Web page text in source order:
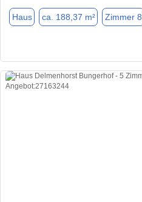
Haus ca. 188,37 m² Zimmer 8